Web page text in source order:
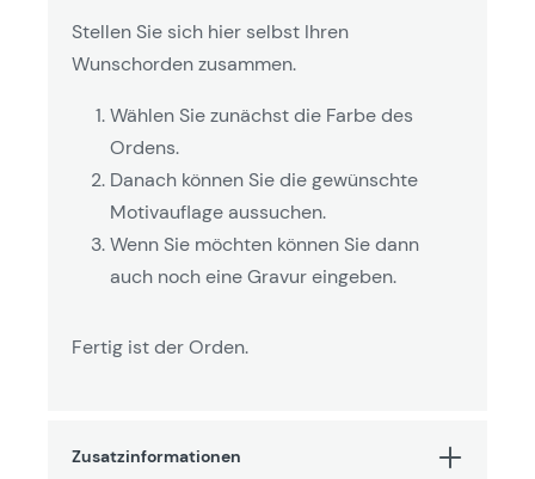
Stellen Sie sich hier selbst Ihren
Wunschorden zusammen.
Wählen Sie zunächst die Farbe des
Ordens.
Danach können Sie die gewünschte
Motivauflage aussuchen.
Wenn Sie möchten können Sie dann
auch noch eine Gravur eingeben.
Fertig ist der Orden.
Zusatzinformationen